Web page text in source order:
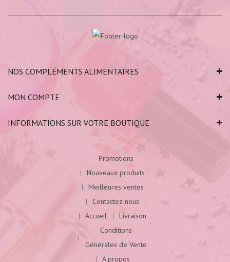
NOS COMPLÉMENTS ALIMENTAIRES
MON COMPTE
INFORMATIONS SUR VOTRE BOUTIQUE
Promotions
Nouveaux produits
Meilleures ventes
Contactez-nous
Accueil
Livraison
Conditions
Générales de Vente
A propos